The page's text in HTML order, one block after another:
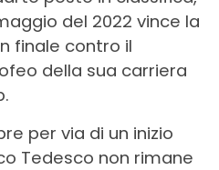
del 2022 vince la
finale contro il
della sua carriera
per via di un inizio
Tedesco non rimane